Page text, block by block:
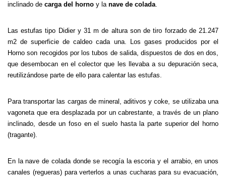
inclinado de carga del horno y la nave de colada.
Las estufas tipo Didier y 31 m de altura son de tiro forzado de 21.247
m2 de superficie de caldeo cada una. Los gases producidos por el
Horno son recogidos por los tubos de salida, dispuestos de dos en dos,
que desembocan en el colector que les llevaba a su depuración seca,
reutilizándose parte de ello para calentar las estufas.
Para transportar las cargas de mineral, aditivos y coke, se utilizaba una
vagoneta que era desplazada por un cabrestante, a través de un plano
inclinado, desde un foso en el suelo hasta la parte superior del horno
(tragante).
En la nave de colada donde se recogía la escoria y el arrabio, en unos
canales (regueras) para verterlos a unas cucharas para su evacuación,